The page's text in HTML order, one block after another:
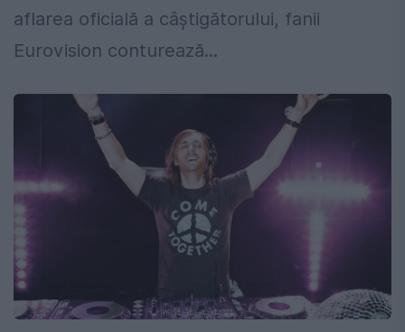
aflarea oficială a câștigătorului, fanii
Eurovision conturează...